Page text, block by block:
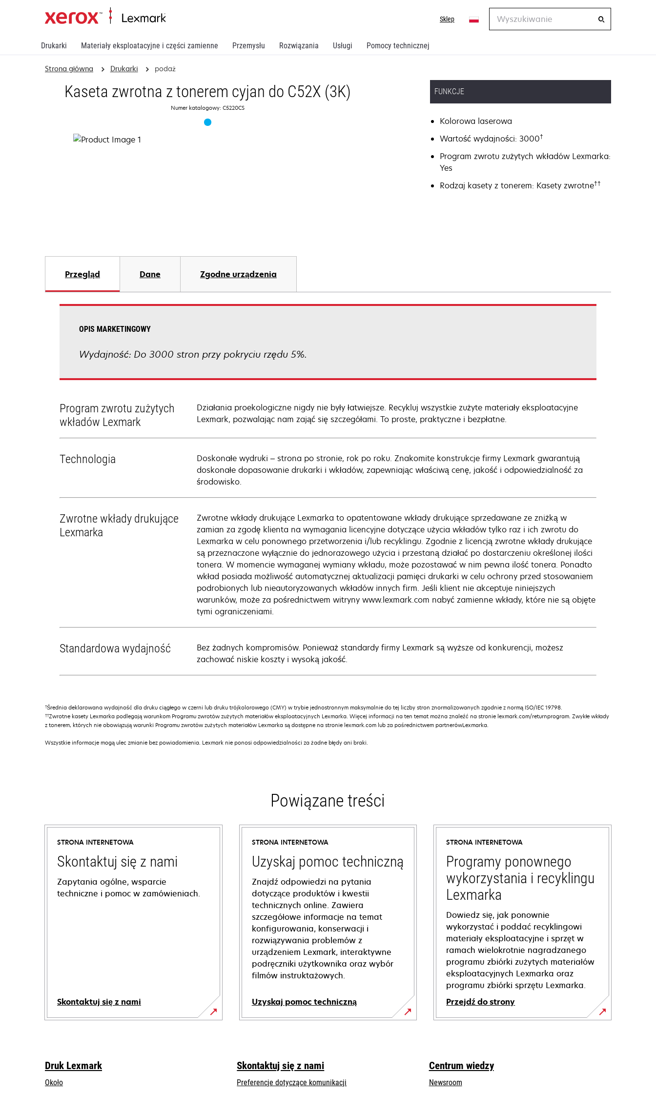
Drukarki Materiały eksploatacyjne i części zamienne Przemysłu Rozwiązania Usługi Pomocy technicznej
Sklep
Wyszukiwanie
Strona główna Drukarki podaż
Kaseta zwrotna z tonerem cyjan do C52X (3K)
Numer katalogowy: C5220CS
FUNKCJE
Kolorowa laserowa
Wartość wydajności: 3000†
Program zwrotu zużytych wkładów Lexmarka:
Yes
Rodzaj kasety z tonerem: Kasety zwrotne††
Przegląd Dane Zgodne urządzenia
OPIS MARKETINGOWY
Wydajność: Do 3000 stron przy pokryciu rzędu 5%.
Program zwrotu zużytych
wkładów Lexmark
Działania proekologiczne nigdy nie były łatwiejsze. Recykluj wszystkie zużyte materiały eksploatacyjne
Lexmark, pozwalając nam zająć się szczegółami. To proste, praktyczne i bezpłatne.
Technologia
Doskonałe wydruki – strona po stronie, rok po roku. Znakomite konstrukcje firmy Lexmark gwarantują
doskonałe dopasowanie drukarki i wkładów, zapewniając właściwą cenę, jakość i odpowiedzialność za
środowisko.
Zwrotne wkłady drukujące
Lexmarka
Zwrotne wkłady drukujące Lexmarka to opatentowane wkłady drukujące sprzedawane ze zniżką w
zamian za zgodę klienta na wymagania licencyjne dotyczące użycia wkładów tylko raz i ich zwrotu do
Lexmarka w celu ponownego przetworzenia i/lub recyklingu. Zgodnie z licencją zwrotne wkłady drukujące
są przeznaczone wyłącznie do jednorazowego użycia i przestaną działać po dostarczeniu określonej ilości
tonera. W momencie wymaganej wymiany wkładu, może pozostawać w nim pewna ilość tonera. Ponadto
wkład posiada możliwość automatycznej aktualizacji pamięci drukarki w celu ochrony przed stosowaniem
podrobionych lub nieautoryzowanych wkładów innych firm. Jeśli klient nie akceptuje niniejszych
warunków, może za pośrednictwem witryny www.lexmark.com nabyć zamienne wkłady, które nie są objęte
tymi ograniczeniami.
Standardowa wydajność
Bez żadnych kompromisów. Ponieważ standardy firmy Lexmark są wyższe od konkurencji, możesz
zachować niskie koszty i wysoką jakość.
†Średnia deklarowana wydajność dla druku ciągłego w czerni lub druku trójkolorowego (CMY) w trybie jednostronnym maksymalnie do tej liczby stron znormalizowanych zgodnie z normą ISO/IEC 19798.
††Zwrotne kasety Lexmarka podlegają warunkom Programu zwrotów zużytych materiałów eksploatacyjnych Lexmarka. Więcej informacji na ten temat można znaleźć na stronie lexmark.com/returnprogram. Zwykłe wkłady
z tonerem, których nie obowiązują warunki Programu zwrotów zużytych materiałów Lexmarka są dostępne na stronie lexmark.com lub za pośrednictwem partnerówLexmarka.
Wszystkie informacje mogą ulec zmianie bez powiadomienia. Lexmark nie ponosi odpowiedzialności za żadne błędy ani braki.
Powiązane treści
STRONA INTERNETOWA
Skontaktuj się z nami
Zapytania ogólne, wsparcie
techniczne i pomoc w zamówieniach.
Skontaktuj się z nami
STRONA INTERNETOWA
Uzyskaj pomoc techniczną
Znajdź odpowiedzi na pytania
dotyczące produktów i kwestii
technicznych online. Zawiera
szczegółowe informacje na temat
konfigurowania, konserwacji i
rozwiązywania problemów z
urządzeniem Lexmark, interaktywne
podręczniki użytkownika oraz wybór
filmów instruktażowych.
Uzyskaj pomoc techniczną
opens
tab
STRONA INTERNETOWA
Programy ponownego
wykorzystania i recyklingu
Lexmarka
Dowiedz się, jak ponownie
wykorzystać i poddać recyklingowi
materiały eksploatacyjne i sprzęt w
ramach wielokrotnie nagradzanego
programu zbiórki zużytych materiałów
eksploatacyjnych Lexmarka oraz
programu zbiórki sprzętu Lexmarka.
Przejdź do strony
Druk Lexmark
Około
Skontaktuj się z nami
Preferencje dotyczące komunikacji
Centrum wiedzy
Newsroom